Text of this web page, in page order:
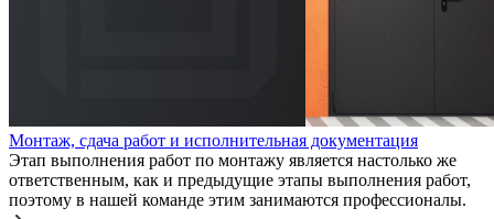
Монтаж, сдача работ и исполнительная документация
Этап выполнения работ по монтажу является настолько же
ответственным, как и предыдущие этапы выполнения работ,
поэтому в нашей команде этим занимаются профессионалы.